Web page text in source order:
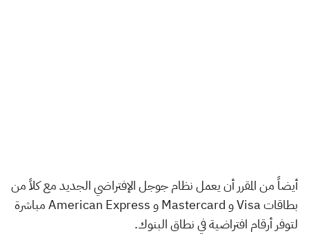
أيضاً من المقرر أن يعمل نظام جوجل الإفتراضي الجديد مع كلاً من
بطاقات Visa و Mastercard و American Express مباشرة
لتوفر أرقام افتراضية في نطاق البنوك.